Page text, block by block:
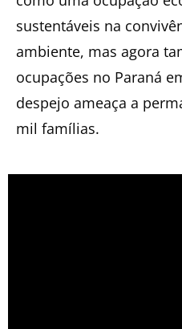
sustentáveis na
ambiente, mas agora
ocupações no Paraná
despejo ameaça a
mil famílias.